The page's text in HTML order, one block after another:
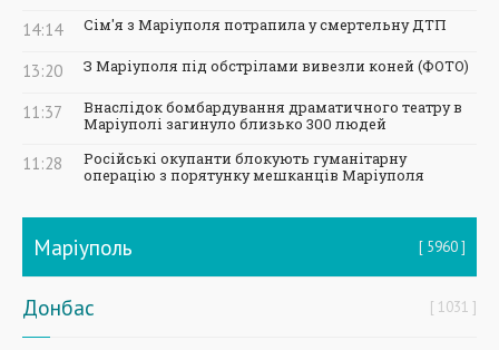
14:14 Сім'я з Маріуполя потрапила у смертельну ДТП
13:20 З Маріуполя під обстрілами вивезли коней (ФОТО)
11:37
Внаслідок бомбардування драматичного театру в
Маріуполі загинуло близько 300 людей
11:28
Російські окупанти блокують гуманітарну
операцію з порятунку мешканців Маріуполя
Маріуполь 5960
Донбас 1031